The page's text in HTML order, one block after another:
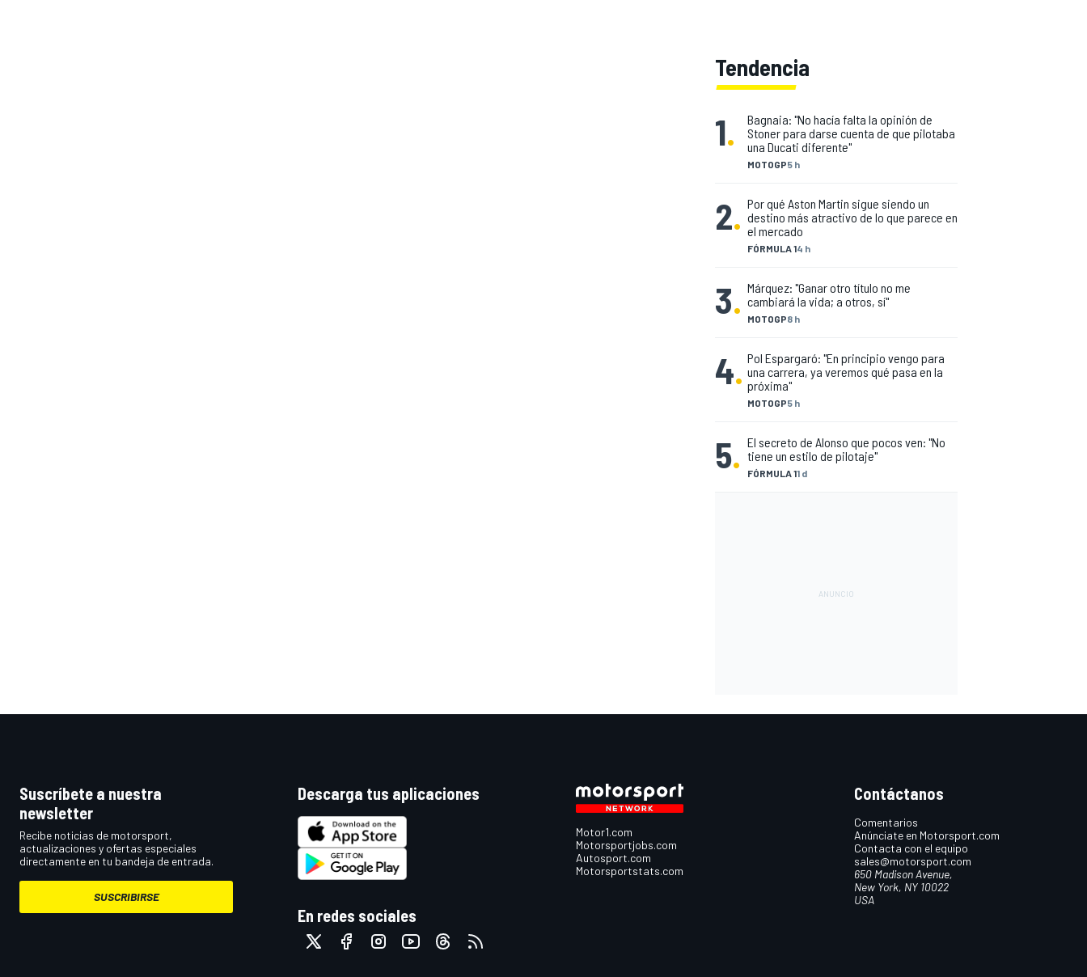
Tendencia
1.
MOTOGP5 h
Bagnaia: "No hacía falta la opinión de
Stoner para darse cuenta de que pilotaba
una Ducati diferente"
2.
FÓRMULA 14 h
Por qué Aston Martin sigue siendo un
destino más atractivo de lo que parece en
el mercado
3. MOTOGP8 h
Márquez: "Ganar otro título no me
cambiará la vida; a otros, sí"
4.
MOTOGP5 h
Pol Espargaró: "En principio vengo para
una carrera, ya veremos qué pasa en la
próxima"
5. FÓRMULA 11 d
El secreto de Alonso que pocos ven: "No
tiene un estilo de pilotaje"
Suscríbete a nuestra
newsletter
Recibe noticias de motorsport,
actualizaciones y ofertas especiales
directamente en tu bandeja de entrada.
SUSCRIBIRSE
Descarga tus aplicaciones
En redes sociales
Motor1.com
Motorsportjobs.com
Autosport.com
Motorsportstats.com
Contáctanos
Comentarios
Anúnciate en Motorsport.com
Contacta con el equipo
sales@motorsport.com
650 Madison Avenue,
New York, NY 10022
USA